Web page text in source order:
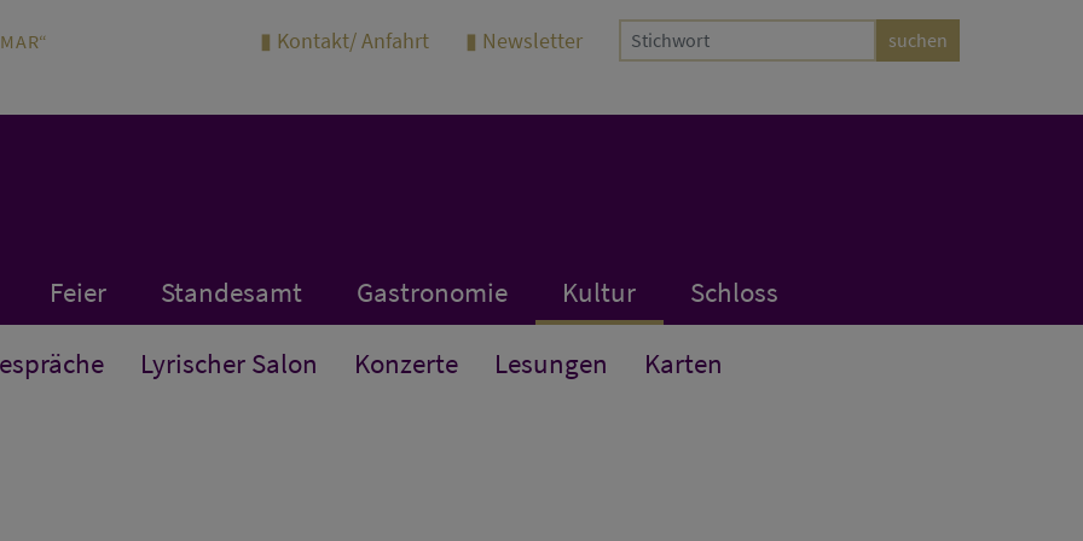
Kontakt/ Anfahrt Newsletter
Feier Standesamt Gastronomie Kultur Schloss
Lyrischer Salon Konzerte Lesungen Karten